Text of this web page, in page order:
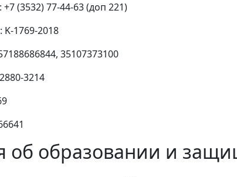
+7 (3532) 77-44-63 (доп 221)
K-1769-2018
35107373100
3214
об образовании и